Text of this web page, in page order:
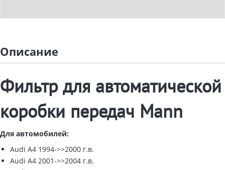
Описание
Фильтр для автоматической
коробки передач Mann
Для автомобилей:
Audi A4 1994->>2000 г.в.
Audi A4 2001->>2004 г.в.